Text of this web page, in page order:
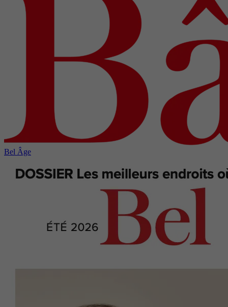
Bel Âge